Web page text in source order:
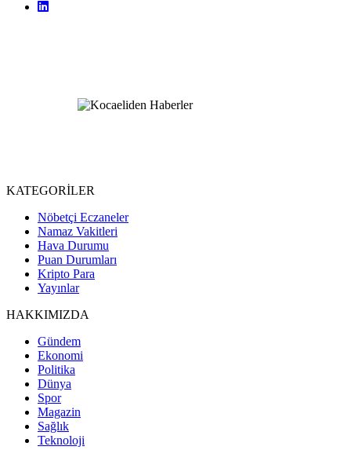
KATEGORİLER
Nöbetçi Eczaneler
Namaz Vakitleri
Hava Durumu
Puan Durumları
Kripto Para
Yayınlar
HAKKIMIZDA
Gündem
Ekonomi
Politika
Dünya
Spor
Magazin
Sağlık
Teknoloji